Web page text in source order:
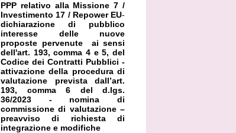
PPP relativo alla Missione 7 /
Investimento 17 / Repower EU-
dichiarazione di pubblico
interesse delle nuove
proposte pervenute ai sensi
dell'art. 193, comma 4 e 5, del
Codice dei Contratti Pubblici -
attivazione della procedura di
valutazione prevista dall’art.
193, comma 6 del d.lgs.
36/2023 - nomina di
commissione di valutazione –
preavviso di richiesta di
integrazione e modifiche